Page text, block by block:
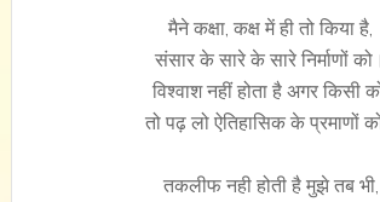
मैने कक्षा, कक्ष में ही तो किया है,
संसार के सारे के सारे निर्माणों को।
विश्वाश नहीं होता है अगर किसी
तो पढ़ लो ऐतिहासिक के प्रमाणों
तकलीफ नही होती है मुझे तब भी,